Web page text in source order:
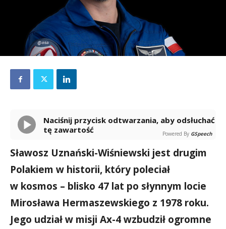
Naciśnij przycisk odtwarzania, aby odsłuchać
tę zawartość
Powered By GSpeech
Sławosz Uznański-Wiśniewski jest drugim
Polakiem w historii, który poleciał
w kosmos – blisko 47 lat po słynnym locie
Mirosława Hermaszewskiego z 1978 roku.
Jego udział w misji Ax-4 wzbudził ogromne